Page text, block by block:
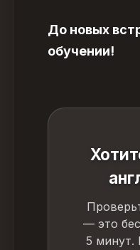
До новых
обучении!
— это
5 минут.